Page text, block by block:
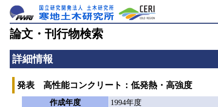
論文・刊行物検索
詳細情報
発表 高性能コンクリート：低発熱・高強度
作成年度
1994年度